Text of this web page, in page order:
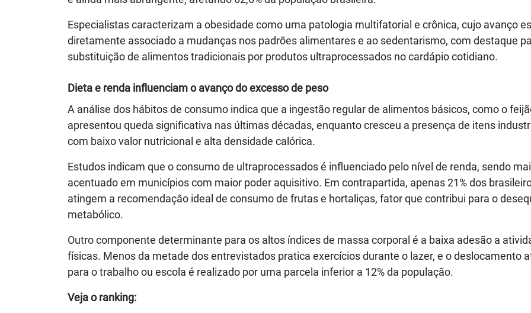
Especialistas caracterizam a obesidade como uma patologia multifatorial e crônica, cujo avanço
diretamente associado a mudanças nos padrões alimentares e ao sedentarismo, com destaque
substituição de alimentos tradicionais por produtos ultraprocessados no cardápio cotidiano.
Dieta e renda influenciam o avanço do excesso de peso
A análise dos hábitos de consumo indica que a ingestão regular de alimentos básicos, como o
apresentou queda significativa nas últimas décadas, enquanto cresceu a presença de itens
com baixo valor nutricional e alta densidade calórica.
Estudos indicam que o consumo de ultraprocessados é influenciado pelo nível de renda, sendo
acentuado em municípios com maior poder aquisitivo. Em contrapartida, apenas 21% dos
atingem a recomendação ideal de consumo de frutas e hortaliças, fator que contribui para o
metabólico.
Outro componente determinante para os altos índices de massa corporal é a baixa adesão a
físicas. Menos da metade dos entrevistados pratica exercícios durante o lazer, e o deslocamento
para o trabalho ou escola é realizado por uma parcela inferior a 12% da população.
Veja o ranking: